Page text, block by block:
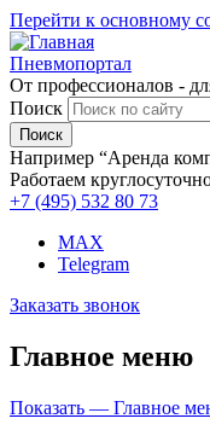
Перейти к основному
Пневмопортал
От профессионалов -
Поиск
Например “Аренда
Работаем
+7 (495) 532 80 73
MAX
Telegram
Заказать звонок
Главное меню
Показать — Главное